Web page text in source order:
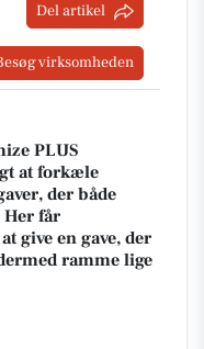
Del artikel
virksomheden
PLUS
at forkæle
der både
Her får
give en gave, der
ramme lige